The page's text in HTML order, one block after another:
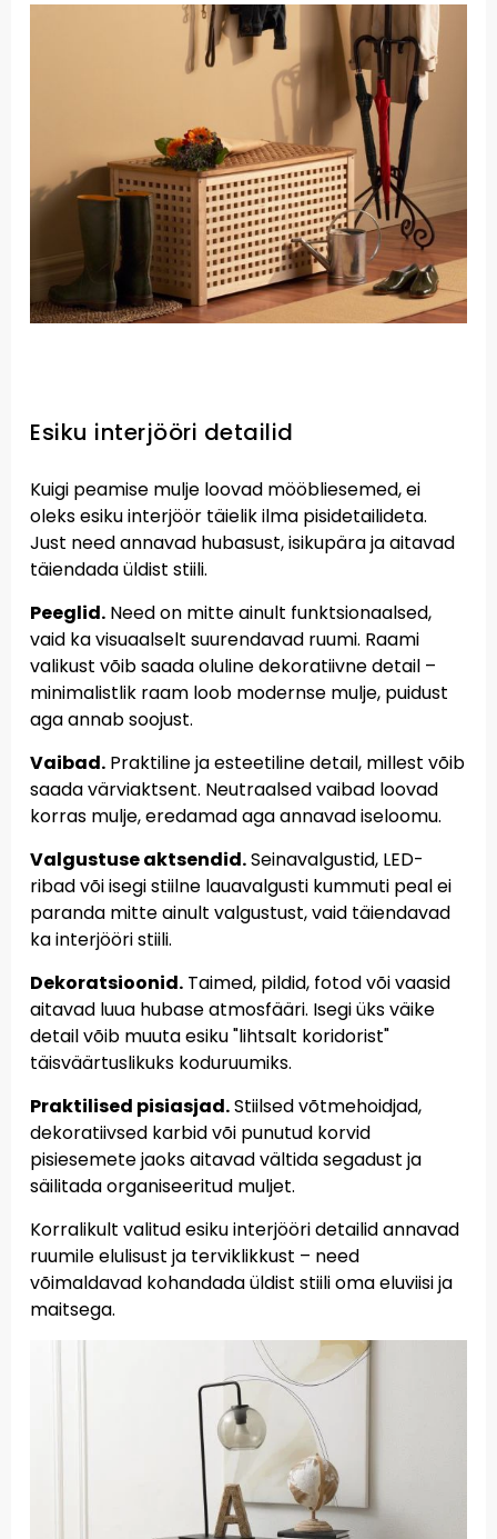
Esiku interjööri detailid
Kuigi peamise mulje loovad mööbliesemed, ei
oleks esiku interjöör täielik ilma pisidetailideta.
Just need annavad hubasust, isikupära ja aitavad
täiendada üldist stiili.
Peeglid. Need on mitte ainult funktsionaalsed,
vaid ka visuaalselt suurendavad ruumi. Raami
valikust võib saada oluline dekoratiivne detail –
minimalistlik raam loob modernse mulje, puidust
aga annab soojust.
Vaibad. Praktiline ja esteetiline detail, millest võib
saada värviaktsent. Neutraalsed vaibad loovad
korras mulje, eredamad aga annavad iseloomu.
Valgustuse aktsendid.Seinavalgustid, LED-
ribad või isegi stiilne lauavalgusti kummuti peal ei
paranda mitte ainult valgustust, vaid täiendavad
ka interjööri stiili.
Dekoratsioonid. Taimed, pildid, fotod või vaasid
aitavad luua hubase atmosfääri. Isegi üks väike
detail võib muuta esiku "lihtsalt koridorist"
täisväärtuslikuks koduruumiks.
Praktilised pisiasjad.Stiilsed võtmehoidjad,
dekoratiivsed karbid või punutud korvid
pisiesemete jaoks aitavad vältida segadust ja
säilitada organiseeritud muljet.
Korralikult valitud esiku interjööri detailid annavad
ruumile elulisust ja terviklikkust – need
võimaldavad kohandada üldist stiili oma eluviisi ja
maitsega.